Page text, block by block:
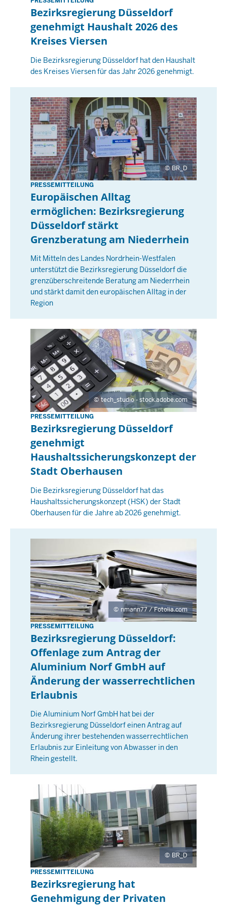
0
0
D
i
e
n
t
,
1
9
M
a
i
2
0
6
-
0
0
:
0
0
Bezirksregierung Düsseldorf
genehmigt Haushalt 2026 des
Kreises Viersen
Die Bezirksregierung Düsseldorf hat den Haushalt
des Kreises Viersen für das Jahr 2026 genehmigt.
BR_D
D
o
n
n
e
s
t
a
g
a
i
2
0
2
6
-
0
0
:
0
0
PRESSEMITTEILUNG
Europäischen Alltag
ermöglichen: Bezirksregierung
Düsseldorf stärkt
Grenzberatung am Niederrhein
Mit Mitteln des Landes Nordrhein-Westfalen
unterstützt die Bezirksregierung Düsseldorf die
grenzüberschreitende Beratung am Niederrhein
und stärkt damit den europäischen Alltag in der
Region
tech_studio - stock.adobe.com
D
i
e
n
s
a
g
M
a
i
2
0
2
6
0
0
:
0
0
PRESSEMITTEILUNG
Bezirksregierung Düsseldorf
genehmigt
Haushaltssicherungskonzept der
Stadt Oberhausen
Die Bezirksregierung Düsseldorf hat das
Haushaltssicherungskonzept (HSK) der Stadt
Oberhausen für die Jahre ab 2026 genehmigt.
nmann77 / Fotolia.com
M
i
t
t
w
o
h
,
2
7
0
6
0
0
:
PRESSEMITTEILUNG
Bezirksregierung Düsseldorf:
Offenlage zum Antrag der
Aluminium Norf GmbH auf
Änderung der wasserrechtlichen
Erlaubnis
Die Aluminium Norf GmbH hat bei der
Bezirksregierung Düsseldorf einen Antrag auf
Änderung ihrer bestehenden wasserrechtlichen
Erlaubnis zur Einleitung von Abwasser in den
Rhein gestellt.
BR_D
F
r
e
PRESSEMITTEILUNG
Bezirksregierung hat
Genehmigung der Privaten